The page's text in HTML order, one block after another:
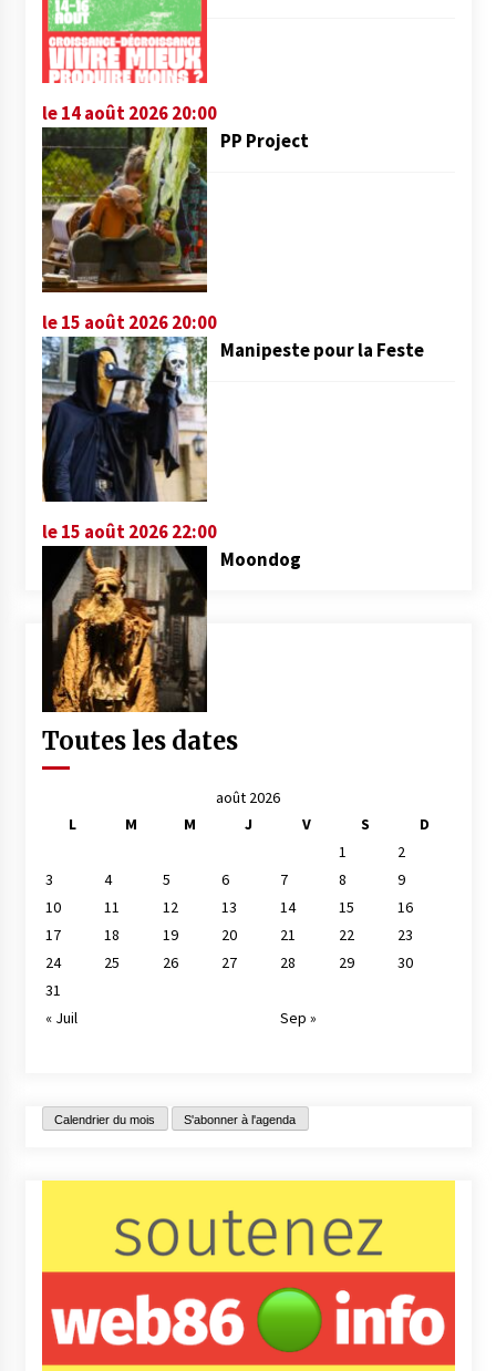
le 14 août 2026 20:00
PP Project
le 15 août 2026 20:00
Manipeste pour la Feste
le 15 août 2026 22:00
Moondog
Toutes les dates
août 2026
L
M M J V S
D
1
2
3
4 5 6 7 8
9
10
11 12 13 14 15
16
17
18 19 20 21 22
23
24
25 26 27 28 29
30
31
« Juil
Sep »
Calendrier du mois S'abonner à l'agenda